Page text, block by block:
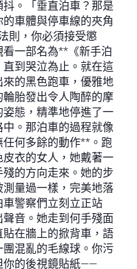
。「垂直泊車？那是
車體與停車線的夾角
則，你必須接受懲
一部名為**《新手泊
到哭泣為止。就在這
的黑色跑車，優雅地
胎發出令人陶醉的摩
態，精準地停進了一
。那泊車的過程就像
何多餘的動作**。跑
衣的女人，她戴著一
的方向走來。她的步
量過一樣，完美地落
警察們立刻立正站
音。她走到何手殘面
在牆上的掀背車，語
混亂的毛線球。你污
你的後視鏡貼紙——